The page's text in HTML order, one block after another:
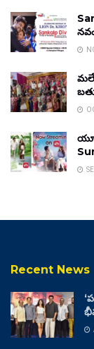
Recent News